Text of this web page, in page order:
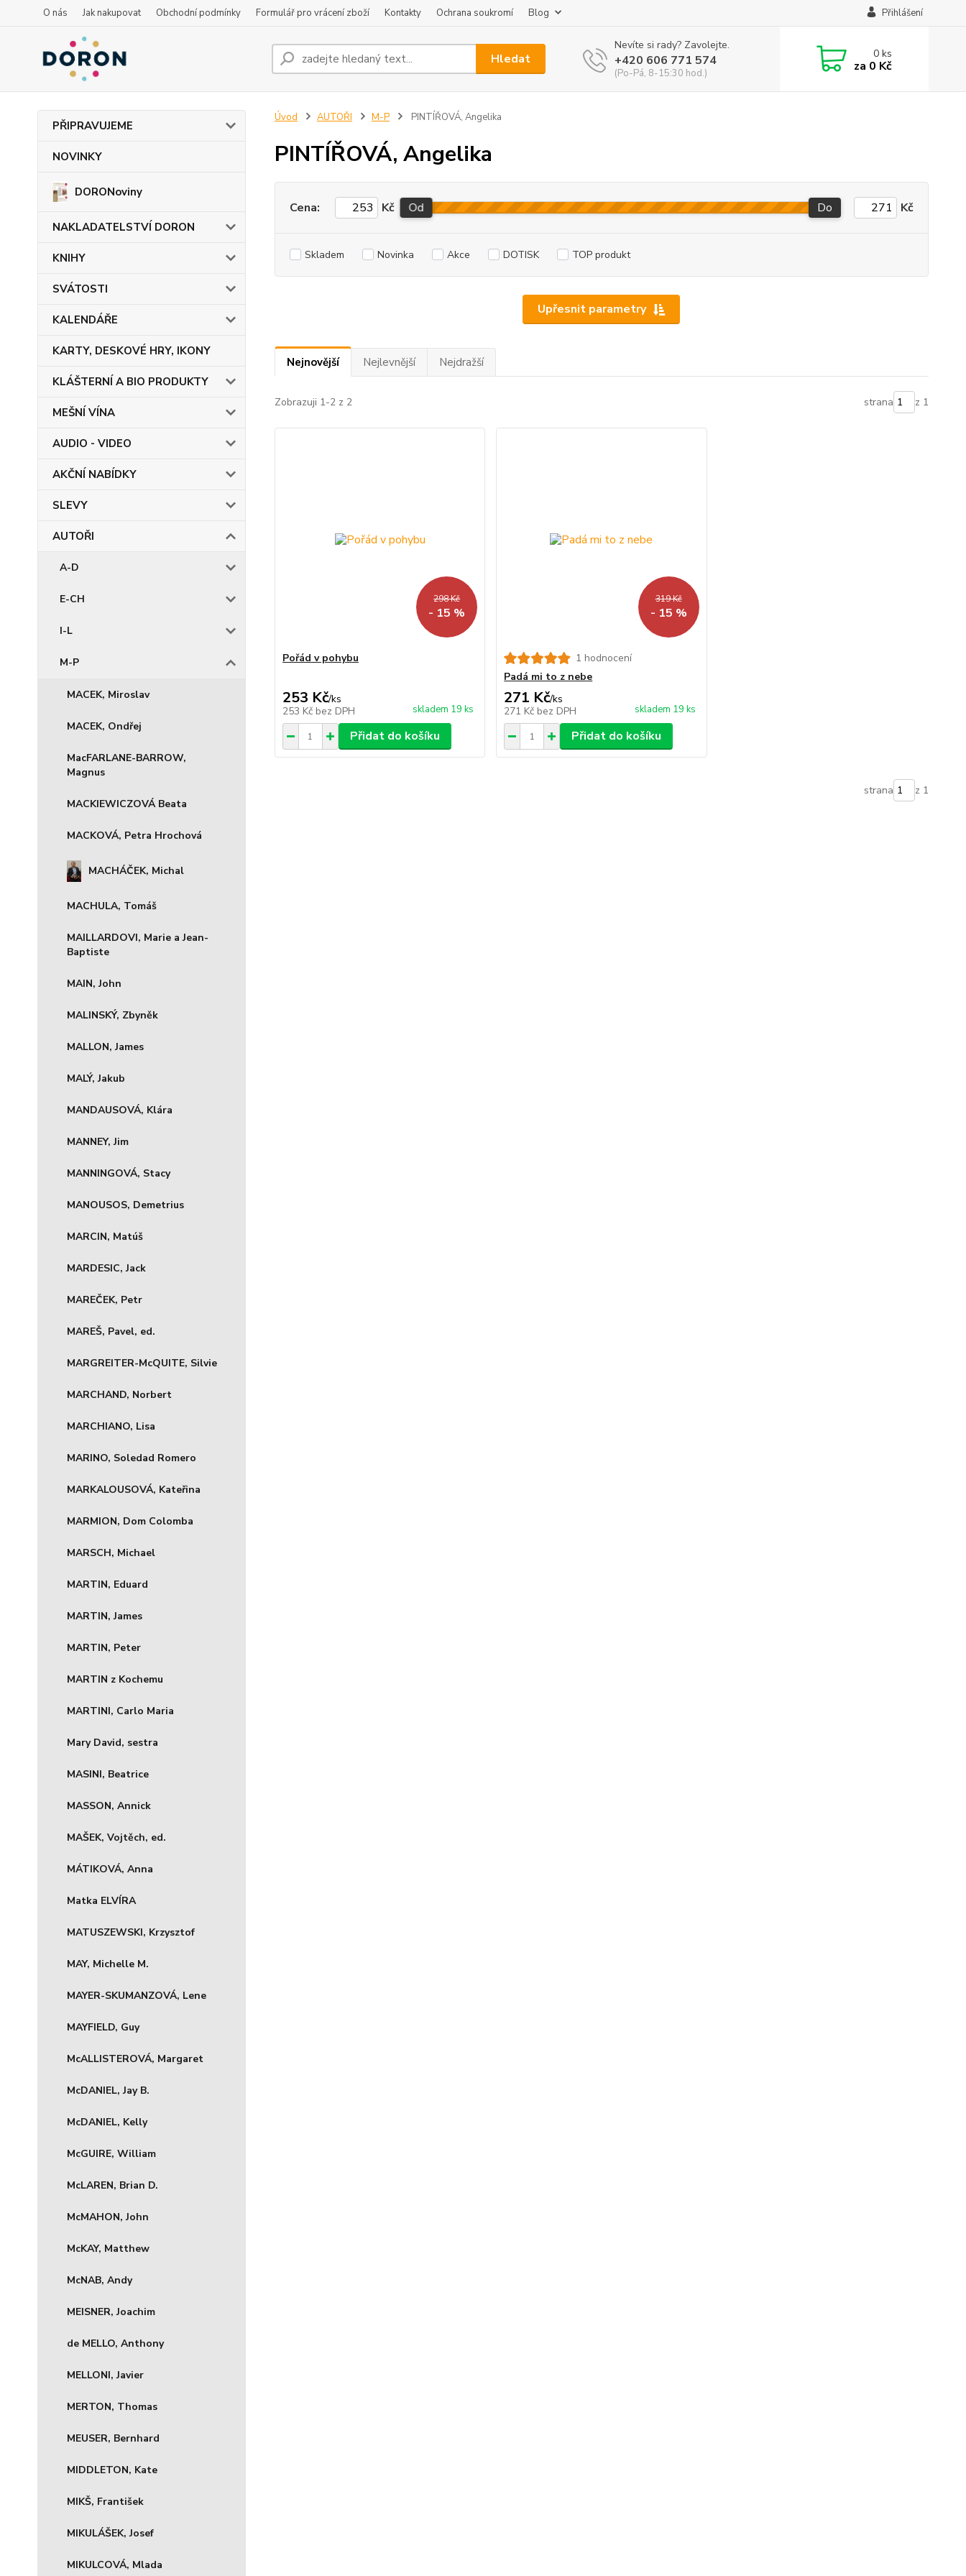
O nás Jak nakupovat Obchodní podmínky Formulář pro vrácení zboží Kontakty Ochrana soukromí Blog Přihlášení
Hledat
Nevíte si rady? Zavolejte.
+420 606 771 574
(Po-Pá, 8-15:30 hod.)
0ks
za 0 Kč
PŘIPRAVUJEME
NOVINKY
DORONoviny
NAKLADATELSTVÍ DORON
KNIHY
SVÁTOSTI
KALENDÁŘE
KARTY, DESKOVÉ HRY, IKONY
KLÁŠTERNÍ A BIO PRODUKTY
MEŠNÍ VÍNA
AUDIO - VIDEO
AKČNÍ NABÍDKY
SLEVY
AUTOŘI
A-D
E-CH
I-L
M-P
MACEK, Miroslav
MACEK, Ondřej
MacFARLANE-BARROW,
Magnus
MACKIEWICZOVÁ Beata
MACKOVÁ, Petra Hrochová
MACHÁČEK, Michal
MACHULA, Tomáš
MAILLARDOVI, Marie a Jean-
Baptiste
MAIN, John
MALINSKÝ, Zbyněk
MALLON, James
MALÝ, Jakub
MANDAUSOVÁ, Klára
MANNEY, Jim
MANNINGOVÁ, Stacy
MANOUSOS, Demetrius
MARCIN, Matúš
MARDESIC, Jack
MAREČEK, Petr
MAREŠ, Pavel, ed.
MARGREITER-McQUITE, Silvie
MARCHAND, Norbert
MARCHIANO, Lisa
MARINO, Soledad Romero
MARKALOUSOVÁ, Kateřina
MARMION, Dom Colomba
MARSCH, Michael
MARTIN, Eduard
MARTIN, James
MARTIN, Peter
MARTIN z Kochemu
MARTINI, Carlo Maria
Mary David, sestra
MASINI, Beatrice
MASSON, Annick
MAŠEK, Vojtěch, ed.
MÁTIKOVÁ, Anna
Matka ELVÍRA
MATUSZEWSKI, Krzysztof
MAY, Michelle M.
MAYER-SKUMANZOVÁ, Lene
MAYFIELD, Guy
McALLISTEROVÁ, Margaret
McDANIEL, Jay B.
McDANIEL, Kelly
McGUIRE, William
McLAREN, Brian D.
McMAHON, John
McKAY, Matthew
McNAB, Andy
MEISNER, Joachim
de MELLO, Anthony
MELLONI, Javier
MERTON, Thomas
MEUSER, Bernhard
MIDDLETON, Kate
MIKŠ, František
MIKULÁŠEK, Josef
MIKULCOVÁ, Mlada
Úvod AUTOŘI M-P PINTÍŘOVÁ, Angelika
PINTÍŘOVÁ, Angelika
Upřesnit parametry
Cena: Kč Od Do Kč
Skladem Novinka Akce DOTISK TOP produkt
Nejnovější Nejlevnější Nejdražší
Zobrazuji 1-2 z 2 strana z 1
298 Kč
- 15 %
Pořád v pohybu
253 Kč/ks
253 Kč bez DPH skladem 19 ks
Přidat do košíku
319 Kč
- 15 %
1 hodnocení
Padá mi to z nebe
271 Kč/ks
271 Kč bez DPH skladem 19 ks
Přidat do košíku
strana z 1